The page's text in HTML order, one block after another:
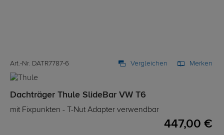
Art.-Nr. DATR7787-6 Vergleichen Merken
Dachträger Thule SlideBar VW T6
mit Fixpunkten - T-Nut Adapter verwendbar
447,00 €